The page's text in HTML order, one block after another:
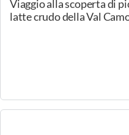
Ticino